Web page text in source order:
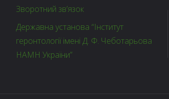
Зворотний зв’язок
Державна установа “Інститут
геронтології імені Д. Ф. Чеботарьова
НАМН України”